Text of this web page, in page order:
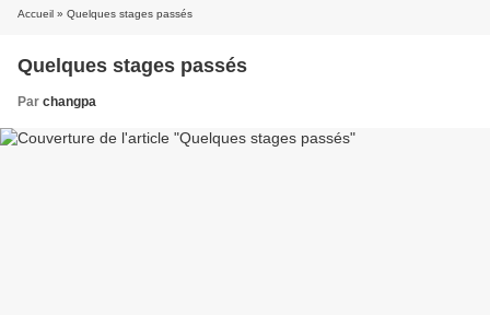
Accueil » Quelques stages passés
Quelques stages passés
Par changpa